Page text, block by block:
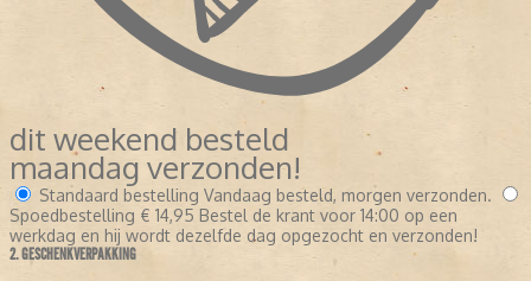
dit weekend besteld
maandag verzonden!
Standaard bestelling Vandaag besteld, morgen verzonden.
Spoedbestelling € 14,95 Bestel de krant voor 14:00 op een
werkdag en hij wordt dezelfde dag opgezocht en verzonden!
2. GESCHENKVERPAKKING